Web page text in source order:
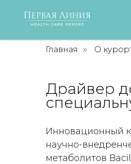
Главная » О
Драйвер
Инновационный
научно-
метаболитов